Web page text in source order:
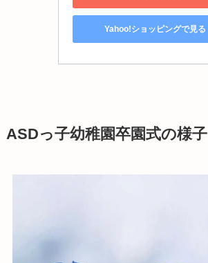
Yahoo!ショッピングで見る
ASDっ子幼稚園卒園式の様子